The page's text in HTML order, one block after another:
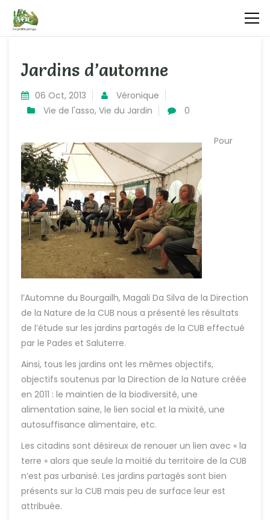
Jardins d’automne
06 Oct, 2013
Véronique
Vie de l'asso, Vie du Jardin 0
Pour
l’Automne du Bourgailh, Magali Da Silva de la Direction
de la Nature de la CUB nous a présenté les résultats
de l’étude sur les jardins partagés de la CUB effectué
par le Pades et Saluterre.
Ainsi, tous les jardins ont les mêmes objectifs,
objectifs soutenus par la Direction de la Nature créée
en 2011 : le maintien de la biodiversité, une
alimentation saine, le lien social et la mixité, une
autosuffisance alimentaire, etc.
Les citadins sont désireux de renouer un lien avec « la
terre » alors que seule la moitié du territoire de la CUB
n’est pas urbanisé. Les jardins partagés sont bien
présents sur la CUB mais peu de surface leur est
attribuée.